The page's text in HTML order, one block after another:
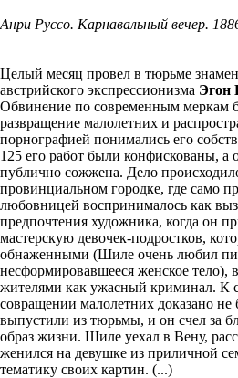
Анри Руссо. Карнавальный вечер.
Целый месяц провел в тюрьме
австрийского экспрессионизма Эгон
Обвинение по современным меркам
развращение малолетних и
порнографией понимались его
125 его работ были конфискованы, а
публично сожжена. Дело
провинциальном городке, где само
любовницей воспринималось как
предпочтения художника, когда он
мастерскую девочек-подростков,
обнаженными (Шиле очень любил
несформировавшееся женское
жителями как ужасный криминал. К
совращении малолетних доказано
выпустили из тюрьмы, и он счел за
образ жизни. Шиле уехал в Вену,
женился на девушке из приличной
тематику своих картин. (...)